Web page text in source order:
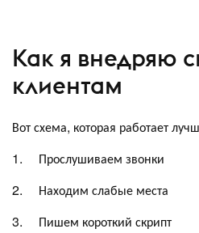
Как я внедряю
клиентам
Вот схема, которая работает
1. Прослушиваем звонки
2. Находим слабые места
3. Пишем короткий скрипт